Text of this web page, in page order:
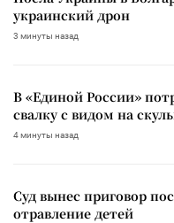
украинский дрон
3 минуты назад
В «Единой России»
свалку с видом на
4 минуты назад
Суд вынес приговор
отравление детей